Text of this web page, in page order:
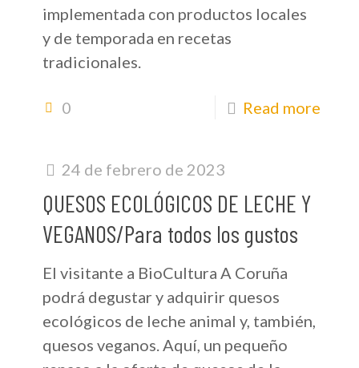
implementada con productos locales
y de temporada en recetas
tradicionales.
0 Read more
24 de febrero de 2023
QUESOS ECOLÓGICOS DE LECHE Y
VEGANOS/Para todos los gustos
El visitante a BioCultura A Coruña
podrá degustar y adquirir quesos
ecológicos de leche animal y, también,
quesos veganos. Aquí, un pequeño